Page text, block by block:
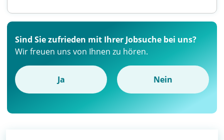
Sind Sie zufrieden mit Ihrer Jobsuche bei uns?
Wir freuen uns von Ihnen zu hören.
Ja Nein